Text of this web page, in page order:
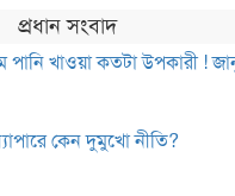
প্রধান সংবাদ
পানি খাওয়া কতটা উপকারী !
কেন দুমুখো নীতি?